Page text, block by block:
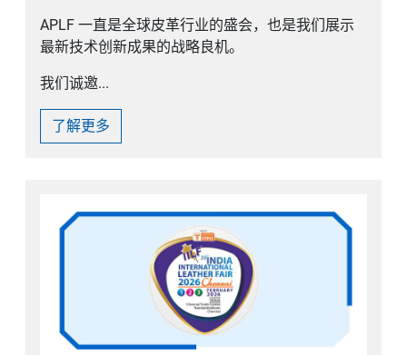
APLF 一直是全球皮革行业的盛会，也是我们展示
最新技术创新成果的战略良机。
我们诚邀...
了解更多